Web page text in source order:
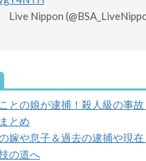
Nippon
との娘が逮捕！殺人級の事
とめ
嫁や息子＆過去の逮捕や現
の道へ